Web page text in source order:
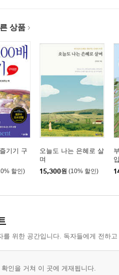
려면 고정관념을 버리라
디네이터가 되라
아름답게 가꾸라
말되 권위주의자는 되지 말라
오블리주 정신을 가지라
절대 권력에 집중하지 말라
탈피하여 참된 권위를 회복하라
회를 웃게 하는 리더가 되어야 한
리더십을 계발하라
관리자가 되라
니라 열린영성을 가지라
정을 추구하라
상품
기기 구
할인)
오늘도 나는 은혜로 살
며
15,300원 (10% 할인)
를 위한 공간입니다. 독자들에게 전하
인을 거쳐 이 곳에 게재됩니다.